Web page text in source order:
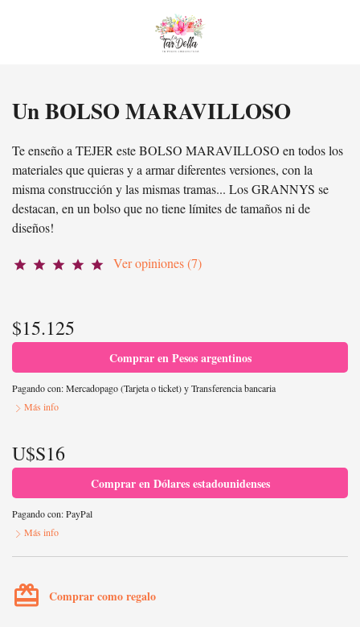
Un BOLSO MARAVILLOSO
Te enseño a TEJER este BOLSO MARAVILLOSO en todos los
materiales que quieras y a armar diferentes versiones, con la
misma construcción y las mismas tramas... Los GRANNYS se
destacan, en un bolso que no tiene límites de tamaños ni de
diseños!
star star star star star Ver opiniones (7)
$15.125
Comprar en Pesos argentinos
Pagando con:Mercadopago (Tarjeta o ticket)yTransferencia bancaria
Más info
U$S16
Comprar en Dólares estadounidenses
Pagando con:PayPal
Más info
card_giftcard Comprar como regalo